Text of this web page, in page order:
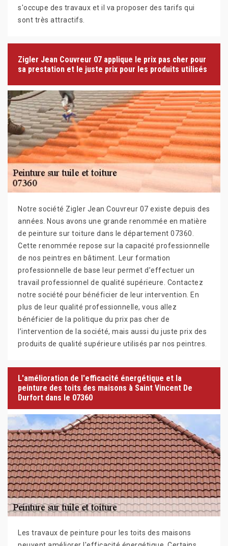
s'occupe des travaux et il va proposer des tarifs qui
sont très attractifs.
Zigler Jean Couvreur 07 applique le prix pas cher pour
sa prestation et le juste prix pour les produits utilisés
Notre société Zigler Jean Couvreur 07 existe depuis des
années. Nous avons une grande renommée en matière
de peinture sur toiture dans le département 07360.
Cette renommée repose sur la capacité professionnelle
de nos peintres en bâtiment. Leur formation
professionnelle de base leur permet d’effectuer un
travail professionnel de qualité supérieure. Contactez
notre société pour bénéficier de leur intervention. En
plus de leur qualité professionnelle, vous allez
bénéficier de la politique du prix pas cher de
l’intervention de la société, mais aussi du juste prix des
produits de qualité supérieure utilisés par nos peintres.
L'amélioration de l'efficacité énergétique et la
peinture des toits des maisons à Saint Vincent De
Durfort dans le 07360
Les travaux de peinture pour les toits des maisons